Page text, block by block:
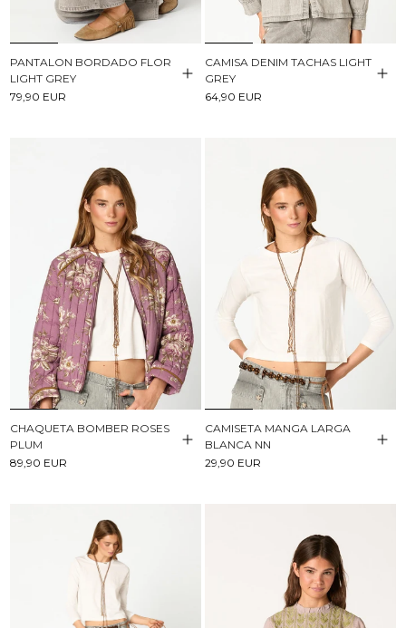
PANTALON BORDADO FLOR
LIGHT GREY
79,90 EUR
CAMISA DENIM TACHAS LIGHT
GREY
64,90 EUR
CHAQUETA BOMBER ROSES
PLUM
89,90 EUR
CAMISETA MANGA LARGA
BLANCA NN
29,90 EUR